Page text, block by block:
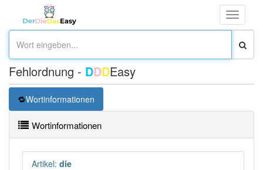
Toggle
Fehlordnung - DDDEasy
Wortinformationen
Wortinformationen
Artikel: die